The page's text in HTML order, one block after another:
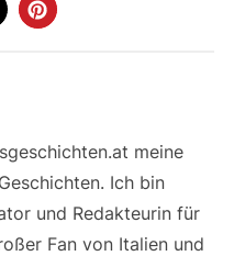
meine
Ich bin
und Redakteurin für
Fan von Italien und